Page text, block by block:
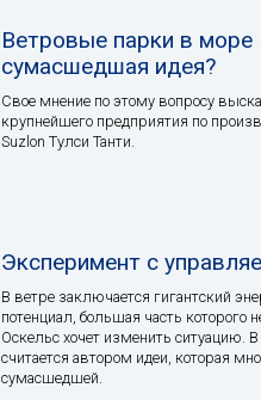
Ветровые парки в море
сумасшедшая идея?
Свое мнение по этому вопросу
крупнейшего предприятия по
Suzlon Тулси Танти.
Эксперимент с
В ветре заключается гигантский
потенциал, большая часть которого
Оскельс хочет изменить ситуацию.
считается автором идеи, которая
сумасшедшей.